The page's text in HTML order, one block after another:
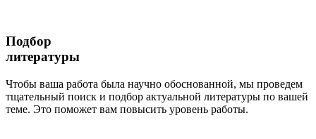
Подбор
литературы
Чтобы ваша работа была научно обоснованной, мы проведем
тщательный поиск и подбор актуальной литературы по вашей
теме. Это поможет вам повысить уровень работы.